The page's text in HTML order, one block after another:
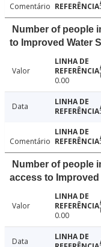
Comentário
Number of people
to Improved Water
Valor
0.00
Data
Comentário
Number of people
access to
Valor
0.00
Data